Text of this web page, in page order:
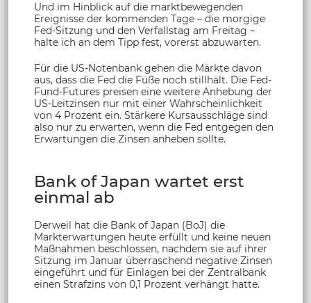
Und im Hinblick auf die marktbewegenden
Ereignisse der kommenden Tage – die morgige
Fed-Sitzung und den Verfallstag am Freitag –
halte ich an dem Tipp fest, vorerst abzuwarten.
Für die US-Notenbank gehen die Märkte davon
aus, dass die Fed die Füße noch stillhält. Die Fed-
Fund-Futures preisen eine weitere Anhebung der
US-Leitzinsen nur mit einer Wahrscheinlichkeit
von 4 Prozent ein. Stärkere Kursausschläge sind
also nur zu erwarten, wenn die Fed entgegen den
Erwartungen die Zinsen anheben sollte.
Bank of Japan wartet erst
einmal ab
Derweil hat die Bank of Japan (BoJ) die
Markterwartungen heute erfüllt und keine neuen
Maßnahmen beschlossen, nachdem sie auf ihrer
Sitzung im Januar überraschend negative Zinsen
eingeführt und für Einlagen bei der Zentralbank
einen Strafzins von 0,1 Prozent verhängt hatte.